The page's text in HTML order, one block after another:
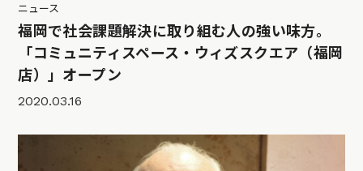
ニュース
福岡で社会課題解決に取り組む人の強い味方。
「コミュニティスペース・ウィズスクエア（福岡
店）」オープン
2020.03.16